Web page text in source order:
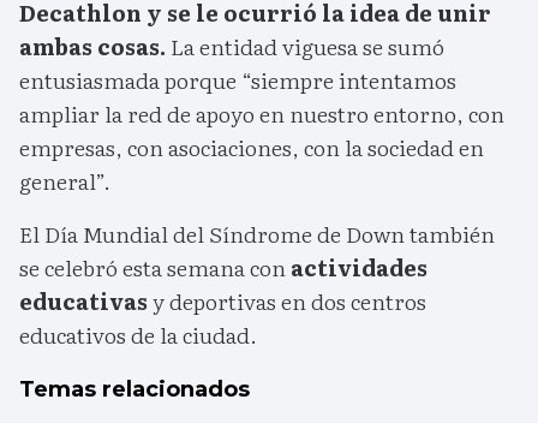
Decathlon y se le ocurrió la idea de unir
ambas cosas. La entidad viguesa se sumó
entusiasmada porque “siempre intentamos
ampliar la red de apoyo en nuestro entorno, con
empresas, con asociaciones, con la sociedad en
general”.
El Día Mundial del Síndrome de Down también
se celebró esta semana conactividades
educativasy deportivas en dos centros
educativos de la ciudad.
Temas relacionados